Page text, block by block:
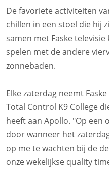
De favoriete activiteiten
chillen in een stoel die hij
samen met Faske televisie
spelen met de andere
zonnebaden.
Elke zaterdag neemt
Total Control K9 College
heeft aan Apollo. "Op een
door wanneer het
op me te wachten bij de
onze wekelijkse quality